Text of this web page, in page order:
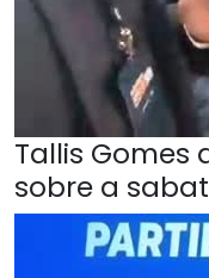
Tallis Gomes
sobre a